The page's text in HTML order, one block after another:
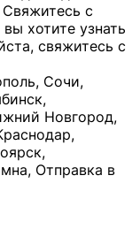
с
хотите узнать
свяжитесь с
Сочи,
Новгород,
Отправка в